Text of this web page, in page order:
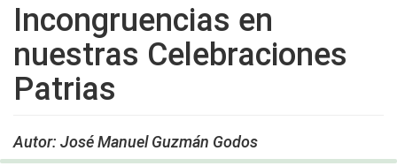
Incongruencias en
nuestras Celebraciones
Patrias
Autor: José Manuel Guzmán Godos